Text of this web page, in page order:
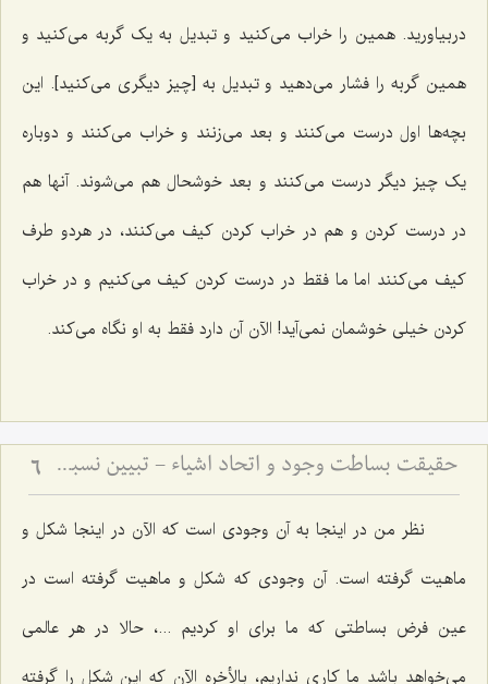
دربیاورید. همین را خراب مى‌کنید و تبدیل به یک گربه مى‌کنید و
همین گربه را فشار مى‌دهید و تبدیل به [چیز دیگری می‌کنید]. این
بچه‌ها اول درست مى‌کنند و بعد مى‌زنند و خراب مى‌کنند و دوباره
یک چیز دیگر درست مى‌کنند و بعد خوشحال هم مى‌شوند. آنها هم
در درست کردن و هم در خراب کردن کیف مى‌کنند، در هردو طرف
کیف مى‌کنند اما ما فقط در درست کردن کیف مى‌کنیم و در خراب
کردن خیلى خوشمان نمى‌آید! الآن آن دارد فقط به او نگاه مى‌کند.
حقیقت بساطت وجود و اتحاد اشیاء - تبیین نسبت میان قیود ماهوی و وحدت حقیقت هستی 6
نظر من در اینجا به آن وجودى است که الآن در اینجا شکل و
ماهیت گرفته است. آن وجودى که شکل و ماهیت گرفته است در
عین فرض بساطتى که ما براى او کردیم ...، حالا در هر عالمى
مى‌خواهد باشد ما کارى نداریم، بالأخره الآن که این شکل را گرفته